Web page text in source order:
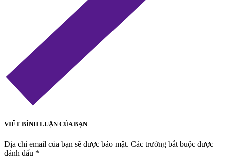
VIẾT BÌNH LUẬN CỦA BẠN
Địa chỉ email của bạn sẽ được bảo mật. Các trường bắt buộc được
đánh dấu *